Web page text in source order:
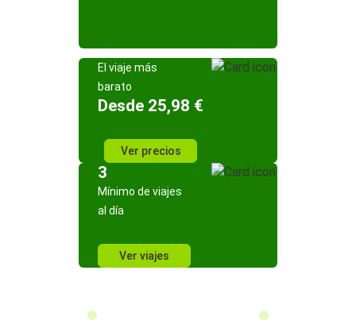
El viaje más
barato
Desde 25,98 €
Ver precios
3
Mínimo de viajes
al día
Ver viajes